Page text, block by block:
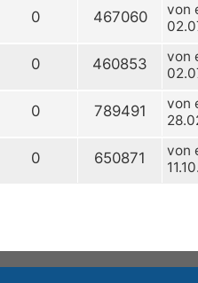
0 467060 von
0 460853 von
0 789491 von
0 650871 von